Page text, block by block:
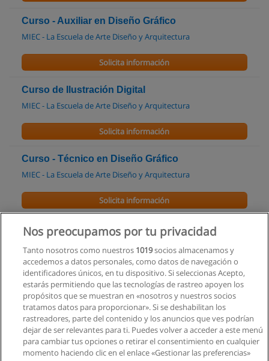
Curso - Auxiliar en Diseño Gráfico
MIEC - La Escuela de Arte Diseño y Arquitectura
Solicita información
Curso de Ilustración Digital
MIEC - La Escuela de Arte Diseño y Arquitectura
Solicita información
Curso - Técnico en Diseño Gráfico
MIEC - La Escuela de Arte Diseño y Arquitectura
Solicita información
Carrera de Diseño Gráfico y Comunicación
Social
Pontificia Universidad Católica del Ecuador
Solicita información
Tecnología en Diseño Gráfico y Multimedia
Instituto de Artes Visuales de Quito
Solicita información
Nos preocupamos por tu privacidad
Tanto nosotros como nuestros 1019socios almacenamos y
accedemos a datos personales, como datos de navegación o
identificadores únicos, en tu dispositivo. Si seleccionas Acepto,
estarás permitiendo que las tecnologías de rastreo apoyen los
propósitos que se muestran en «nosotros y nuestros socios
tratamos datos para proporcionar». Si se deshabilitan los
rastreadores, parte del contenido y los anuncios que ves podrían
dejar de ser relevantes para ti. Puedes volver a acceder a este menú
para cambiar tus opciones o retirar el consentimiento en cualquier
momento haciendo clic en el enlace «Gestionar las preferencias»